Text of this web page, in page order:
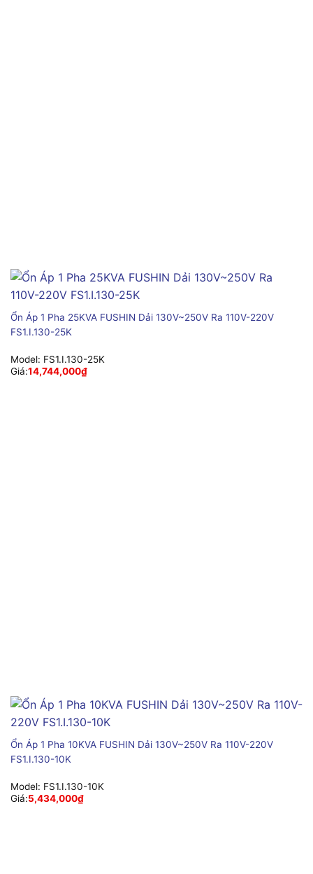
Ổn Áp 1 Pha 25KVA FUSHIN Dải 130V~250V Ra 110V-220V
FS1.I.130-25K
Model: FS1.I.130-25K
Giá:14,744,000₫
Ổn Áp 1 Pha 10KVA FUSHIN Dải 130V~250V Ra 110V-220V
FS1.I.130-10K
Model: FS1.I.130-10K
Giá:5,434,000₫